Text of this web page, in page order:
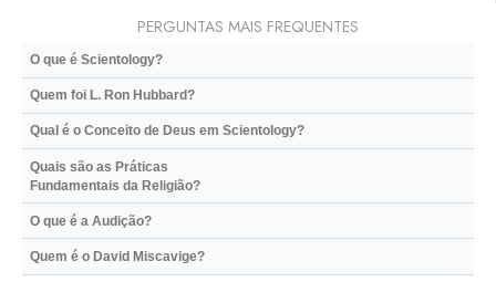
PERGUNTAS MAIS FREQUENTES
O que é Scientology?
Quem foi L. Ron Hubbard?
Qual é o Conceito de Deus em Scientology?
Quais são as Práticas
Fundamentais da Religião?
O que é a Audição?
Quem é o David Miscavige?